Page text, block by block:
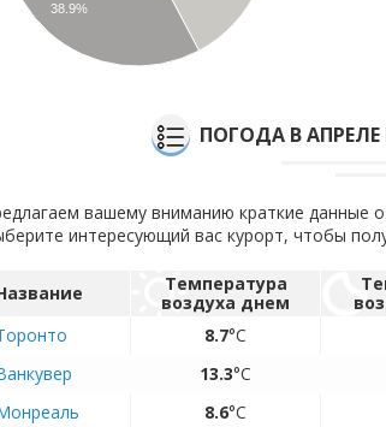
38.9%
ПОГОДА В
вашему вниманию краткие данные
интересующий вас курорт, чтобы
Температура
воздуха днем
8.7°C
13.3°C
8.6°C